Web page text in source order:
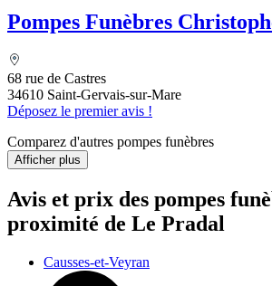
Pompes Funèbres
68 rue de Castres
34610 Saint-Gervais-sur-Mare
Déposez le premier avis !
Comparez d'autres pompes funèbres
Afficher plus
Avis et prix des pompes
proximité de Le Pradal
Causses-et-Veyran